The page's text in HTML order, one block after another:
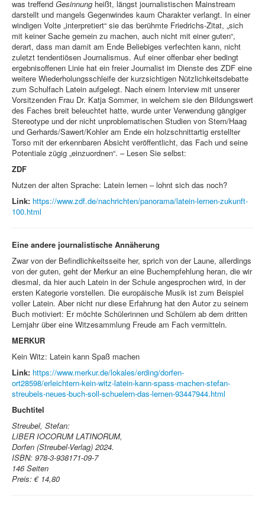
was treffend Gesinnung heißt, längst journalistischen Mainstream
darstellt und mangels Gegenwindes kaum Charakter verlangt. In einer
windigen Volte „interpretiert“ sie das berühmte Friedrichs-Zitat, „sich
mit keiner Sache gemein zu machen, auch nicht mit einer guten“,
derart, dass man damit am Ende Beliebiges verfechten kann, nicht
zuletzt tendentiösen Journalismus. Auf einer offenbar eher bedingt
ergebnisoffenen Linie hat ein freier Journalist im Dienste des ZDF eine
weitere Wiederholungsschleife der kurzsichtigen Nützlichkeitsdebatte
zum Schulfach Latein aufgelegt. Nach einem Interview mit unserer
Vorsitzenden Frau Dr. Katja Sommer, in welchem sie den Bildungswert
des Faches breit beleuchtet hatte, wurde unter Verwendung gängiger
Stereotype und der nicht unproblematischen Studien von Stern/Haag
und Gerhards/Sawert/Kohler am Ende ein holzschnittartig erstellter
Torso mit der erkennbaren Absicht veröffentlicht, das Fach und seine
Potentiale zügig „einzuordnen“. – Lesen Sie selbst:
ZDF
Nutzen der alten Sprache: Latein lernen – lohnt sich das noch?
Link: https://www.zdf.de/nachrichten/panorama/latein-lernen-zukunft-
100.html
Eine andere journalistische Annäherung
Zwar von der Befindlichkeitsseite her, sprich von der Laune, allerdings
von der guten, geht der Merkur an eine Buchempfehlung heran, die wir
diesmal, da hier auch Latein in der Schule angesprochen wird, in der
ersten Kategorie vorstellen. Die europäische Musik ist zum Beispiel
voller Latein. Aber nicht nur diese Erfahrung hat den Autor zu seinem
Buch motiviert: Er möchte Schülerinnen und Schülern ab dem dritten
Lernjahr über eine Witzesammlung Freude am Fach vermitteln.
MERKUR
Kein Witz: Latein kann Spaß machen
Link: https://www.merkur.de/lokales/erding/dorfen-
ort28598/erleichtern-kein-witz-latein-kann-spass-machen-stefan-
streubels-neues-buch-soll-schuelern-das-lernen-93447944.html
Buchtitel
Streubel, Stefan:
LIBER IOCORUM LATINORUM,
Dorfen (Streubel-Verlag) 2024.
ISBN: 978-3-938171-09-7
146 Seiten
Preis: € 14,80